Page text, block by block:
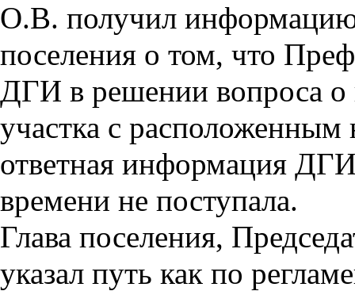
О.В. получил информацию
поселения о том, что
ДГИ в решении вопроса о
участка с расположенным
ответная информация
времени не поступала.
Глава поселения,
указал путь как по